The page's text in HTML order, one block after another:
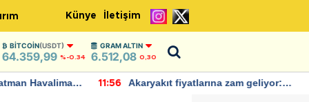
Künye İletişim
BITCOIN(USDT)
64.359,99 %-0.34
GRAM ALTIN
6.512,08 0,30
zam geliyor:
22:37
IMF, Birleşik Krallık ekonomisinin